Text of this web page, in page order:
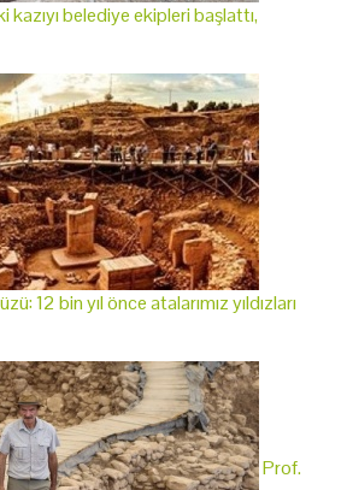
belediye ekipleri başlattı,
12 bin yıl önce atalarımız yıldızları
Prof.